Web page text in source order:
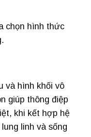
chọn hình thức
và hình khối vô
giúp thông điệp
khi kết hợp hệ
linh và sống